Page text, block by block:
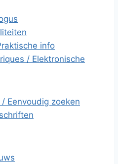
info
/ Elektronische
Eenvoudig zoeken